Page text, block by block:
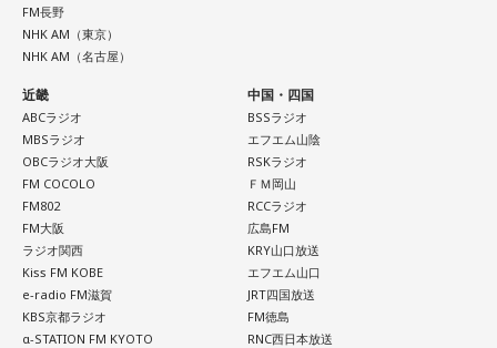
----------------------------------------------------
この日の放送をradikoタイムフリーで聴く
だけます。
----------------------------------------------------
＜番組概要＞
番組名：SCHOOL OF LOCK!
パーソナリティ：アンジー校長（アンジェリーナ1/3・
Gacharic Spin）、たんぼ教頭（溝上たんぼ）
放送日時：月曜～木曜 22:00～23:55／金曜 22:00～22:55
番組Webサイト：
https://www.tfm.co.jp/lock/
番組公式X：
FM長野
NHK AM（東京）
NHK AM（名古屋）
近畿
ABCラジオ
MBSラジオ
OBCラジオ大阪
FM COCOLO
FM802
FM大阪
ラジオ関西
Kiss FM KOBE
e-radio FM滋賀
KBS京都ラジオ
α-STATION FM KYOTO
中国・四国
BSSラジオ
エフエム山陰
RSKラジオ
ＦＭ岡山
RCCラジオ
広島FM
KRY山口放送
エフエム山口
JRT四国放送
FM徳島
RNC西日本放送